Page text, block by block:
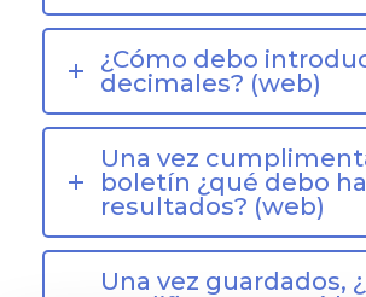
¿Cómo debo
decimales? (web)
Una vez
boletín ¿qué debo
resultados? (web)
Una vez guardados,